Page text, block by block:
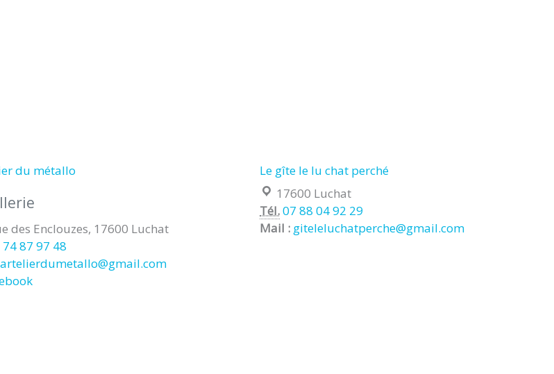
du métallo
:
des Enclouzes, 17600 Luchat
74 87 97 48
Le gîte le lu chat perché
Localisation :
17600 Luchat
Tél.07 88 04 92 29
Mail : giteleluchatperche@gmail.com